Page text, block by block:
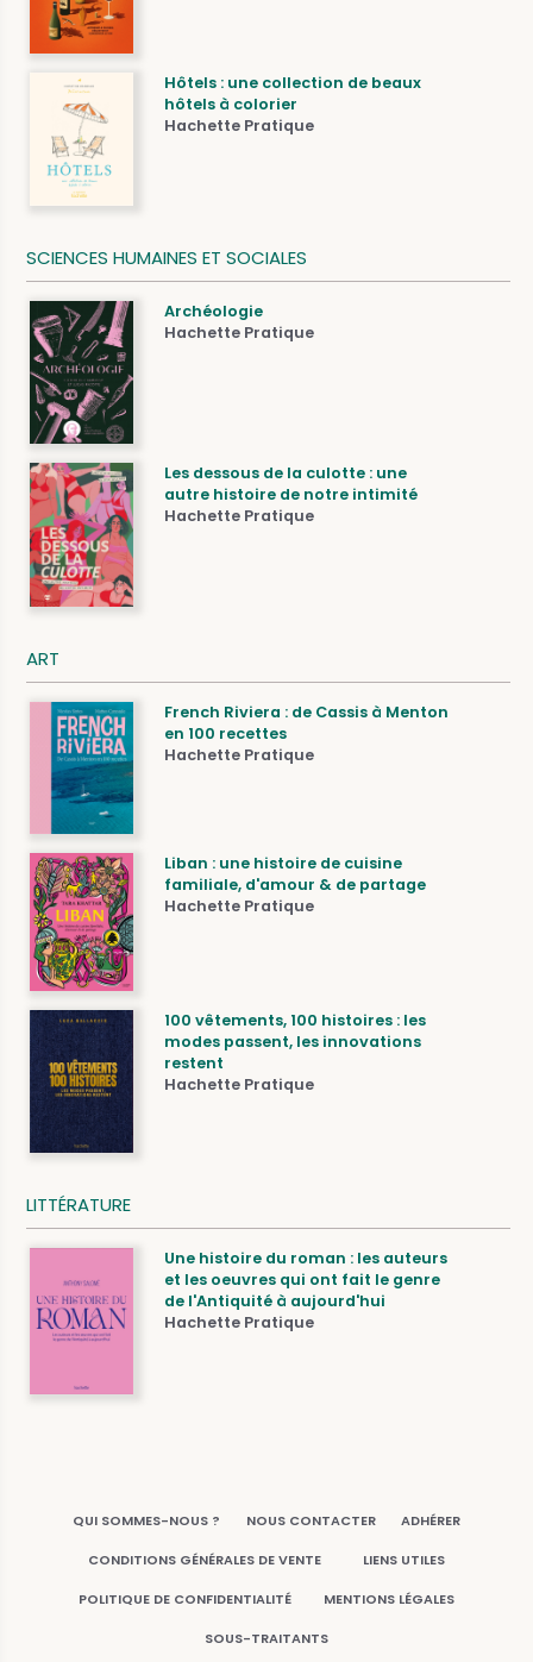
Hôtels : une collection de beaux
hôtels à colorier
Hachette Pratique
SCIENCES HUMAINES ET SOCIALES
Archéologie
Hachette Pratique
Les dessous de la culotte : une
autre histoire de notre intimité
Hachette Pratique
ART
French Riviera : de Cassis à Menton
en 100 recettes
Hachette Pratique
Liban : une histoire de cuisine
familiale, d'amour & de partage
Hachette Pratique
100 vêtements, 100 histoires : les
modes passent, les innovations
restent
Hachette Pratique
LITTÉRATURE
Une histoire du roman : les auteurs
et les oeuvres qui ont fait le genre
de l'Antiquité à aujourd'hui
Hachette Pratique
QUI SOMMES-NOUS ? NOUS CONTACTER ADHÉRER
CONDITIONS GÉNÉRALES DE VENTE LIENS UTILES
POLITIQUE DE CONFIDENTIALITÉ MENTIONS LÉGALES
SOUS-TRAITANTS